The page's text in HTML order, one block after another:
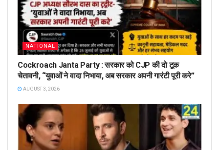
NATIONAL
Cockroach Janta Party : सरकार को CJP की दो टूक
चेतावनी, “युवाओं ने वादा निभाया, अब सरकार अपनी गारंटी पूरी करे”
AUGUST 3, 2026